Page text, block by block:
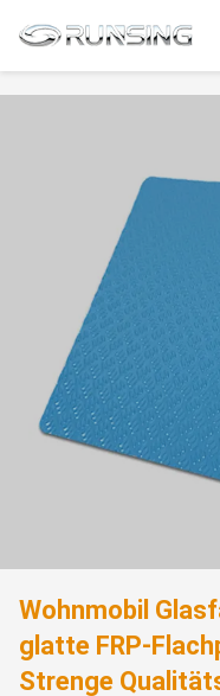
Wohnmobil
glatte FRP-
Strenge